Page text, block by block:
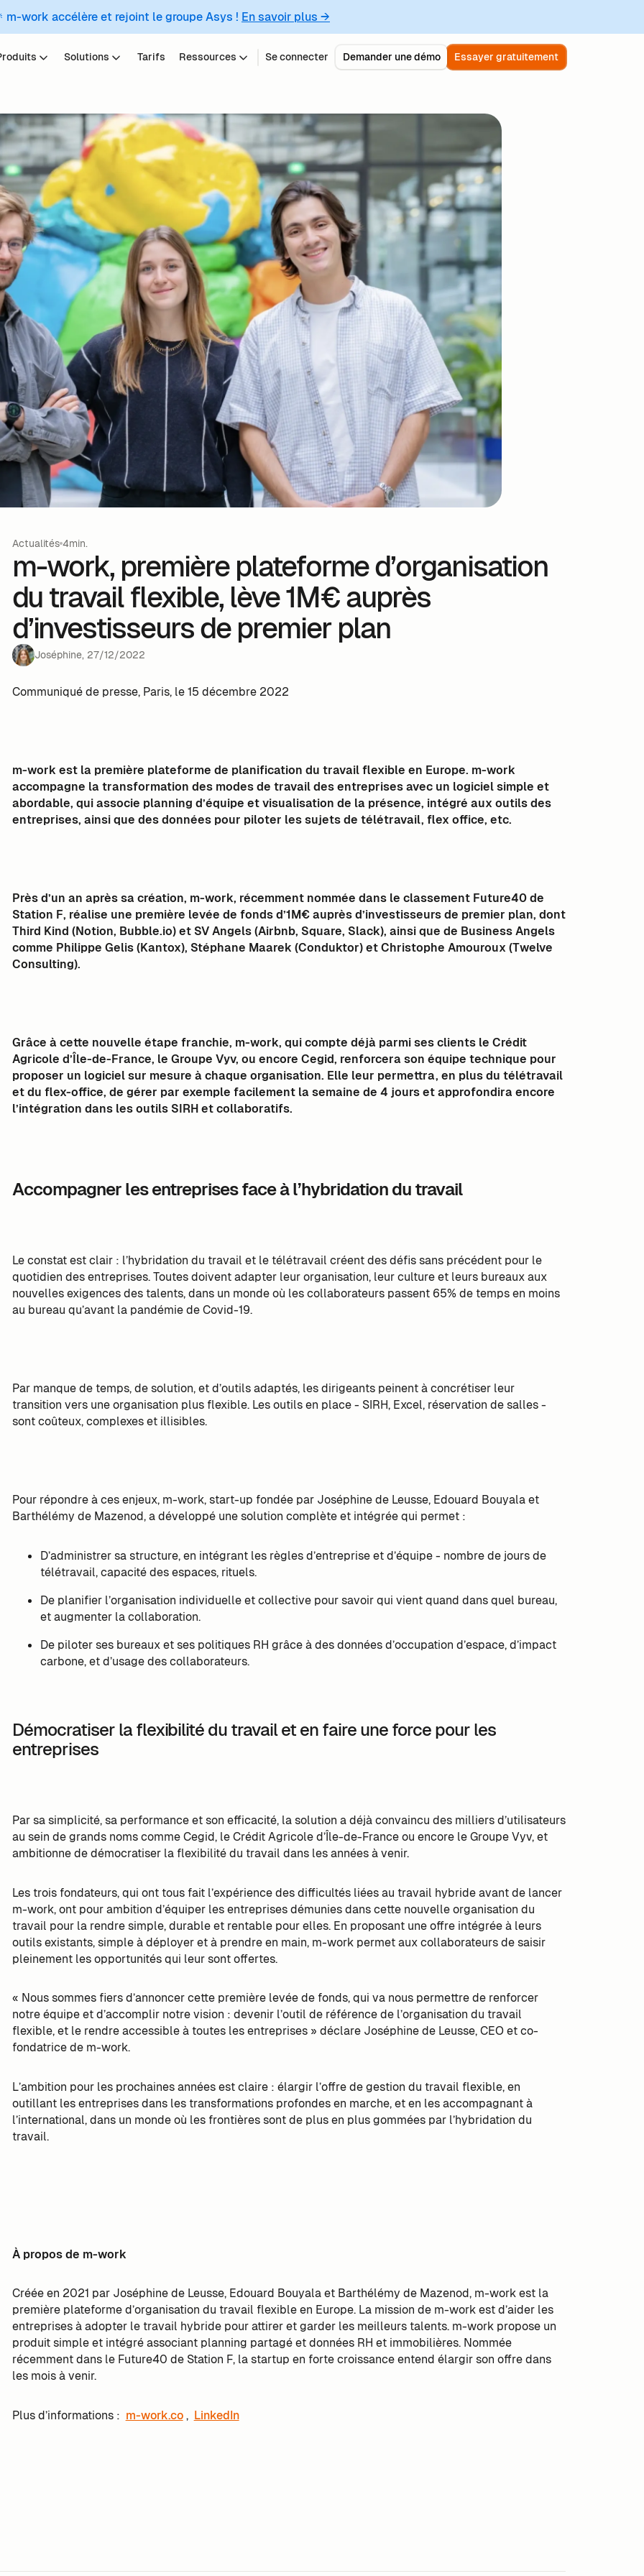
m-work accélère et rejoint le groupe Asys ! En savoir plus →
Solutions Tarifs Ressources Se connecter Demander une démo Essayer gratuitement
Actualités 4min.
m-work, première plateforme d’organisation
du travail flexible, lève 1M€ auprès
d’investisseurs de premier plan
Joséphine, 27/12/2022
Communiqué de presse, Paris, le 15 décembre 2022
m-work est la première plateforme de planification du travail flexible en Europe. m-work
accompagne la transformation des modes de travail des entreprises avec un logiciel simple et
abordable, qui associe planning d’équipe et visualisation de la présence, intégré aux outils des
entreprises, ainsi que des données pour piloter les sujets de télétravail, flex office, etc.
Près d’un an après sa création, m-work, récemment nommée dans le classement Future40 de
Station F, réalise une première levée de fonds d’1M€ auprès d’investisseurs de premier plan, dont
Third Kind (Notion, Bubble.io) et SV Angels (Airbnb, Square, Slack), ainsi que de Business Angels
comme Philippe Gelis (Kantox), Stéphane Maarek (Conduktor) et Christophe Amouroux (Twelve
Consulting).
Grâce à cette nouvelle étape franchie, m-work, qui compte déjà parmi ses clients le Crédit
Agricole d’Île-de-France, le Groupe Vyv, ou encore Cegid, renforcera son équipe technique pour
proposer un logiciel sur mesure à chaque organisation. Elle leur permettra, en plus du télétravail
et du flex-office, de gérer par exemple facilement la semaine de 4 jours et approfondira encore
l’intégration dans les outils SIRH et collaboratifs.
Accompagner les entreprises face à l’hybridation du travail
Le constat est clair : l’hybridation du travail et le télétravail créent des défis sans précédent pour le
quotidien des entreprises. Toutes doivent adapter leur organisation, leur culture et leurs bureaux aux
nouvelles exigences des talents, dans un monde où les collaborateurs passent 65% de temps en moins
au bureau qu’avant la pandémie de Covid-19.
Par manque de temps, de solution, et d’outils adaptés, les dirigeants peinent à concrétiser leur
transition vers une organisation plus flexible. Les outils en place - SIRH, Excel, réservation de salles -
sont coûteux, complexes et illisibles.
Pour répondre à ces enjeux, m-work, start-up fondée par Joséphine de Leusse, Edouard Bouyala et
Barthélémy de Mazenod, a développé une solution complète et intégrée qui permet :
D’administrer sa structure, en intégrant les règles d’entreprise et d’équipe - nombre de jours de
télétravail, capacité des espaces, rituels.
De planifier l’organisation individuelle et collective pour savoir qui vient quand dans quel bureau,
et augmenter la collaboration.
De piloter ses bureaux et ses politiques RH grâce à des données d’occupation d’espace, d’impact
carbone, et d’usage des collaborateurs.
Démocratiser la flexibilité du travail et en faire une force pour les
entreprises
Par sa simplicité, sa performance et son efficacité, la solution a déjà convaincu des milliers d’utilisateurs
au sein de grands noms comme Cegid, le Crédit Agricole d’Île-de-France ou encore le Groupe Vyv, et
ambitionne de démocratiser la flexibilité du travail dans les années à venir.
Les trois fondateurs, qui ont tous fait l’expérience des difficultés liées au travail hybride avant de lancer
m-work, ont pour ambition d’équiper les entreprises démunies dans cette nouvelle organisation du
travail pour la rendre simple, durable et rentable pour elles. En proposant une offre intégrée à leurs
outils existants, simple à déployer et à prendre en main, m-work permet aux collaborateurs de saisir
pleinement les opportunités qui leur sont offertes.
« Nous sommes fiers d’annoncer cette première levée de fonds, qui va nous permettre de renforcer
notre équipe et d’accomplir notre vision : devenir l’outil de référence de l’organisation du travail
flexible, et le rendre accessible à toutes les entreprises » déclare Joséphine de Leusse, CEO et co-
fondatrice de m-work.
L’ambition pour les prochaines années est claire : élargir l’offre de gestion du travail flexible, en
outillant les entreprises dans les transformations profondes en marche, et en les accompagnant à
l’international, dans un monde où les frontières sont de plus en plus gommées par l’hybridation du
travail.
À propos de m-work
Créée en 2021 par Joséphine de Leusse, Edouard Bouyala et Barthélémy de Mazenod, m-work est la
première plateforme d’organisation du travail flexible en Europe. La mission de m-work est d’aider les
entreprises à adopter le travail hybride pour attirer et garder les meilleurs talents. m-work propose un
produit simple et intégré associant planning partagé et données RH et immobilières. Nommée
récemment dans le Future40 de Station F, la startup en forte croissance entend élargir son offre dans
les mois à venir.
Plus d’informations : m-work.co , LinkedIn